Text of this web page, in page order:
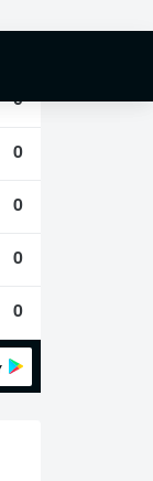
0
0
0
0
0